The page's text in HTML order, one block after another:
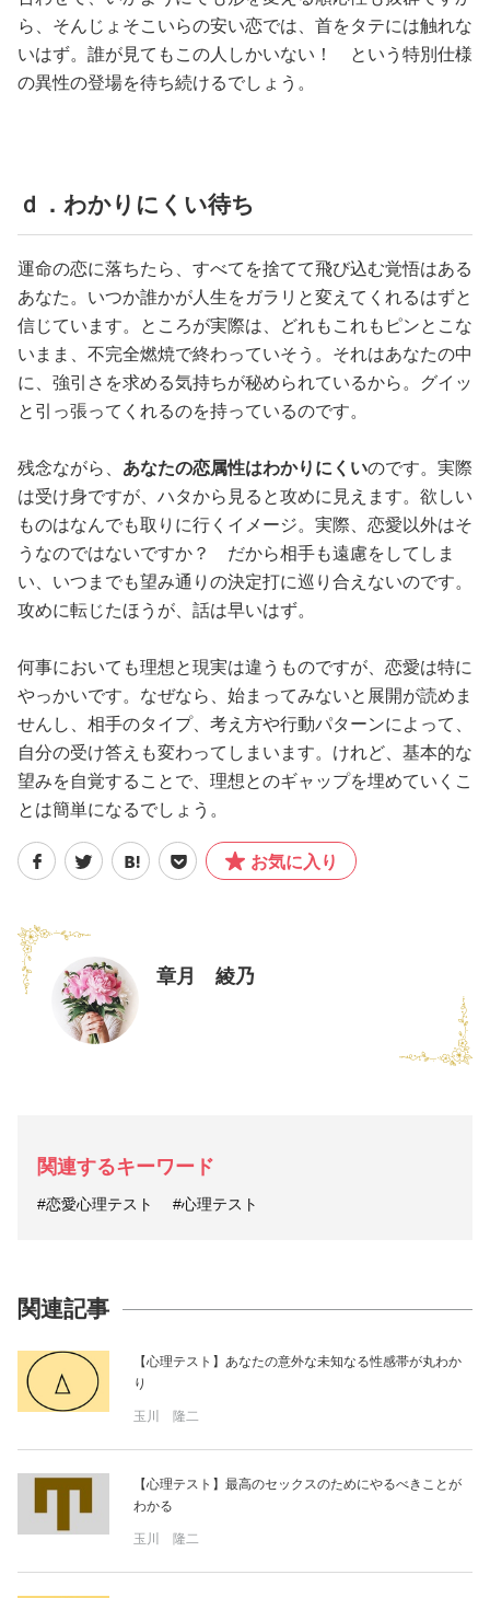
ら、そんじょそこいらの安い恋では、首をタテには触れな
いはず。誰が見てもこの人しかいない！ という特別仕様
の異性の登場を待ち続けるでしょう。
ｄ．わかりにくい待ち
運命の恋に落ちたら、すべてを捨てて飛び込む覚悟はある
あなた。いつか誰かが人生をガラリと変えてくれるはずと
信じています。ところが実際は、どれもこれもピンとこな
いまま、不完全燃焼で終わっていそう。それはあなたの中
に、強引さを求める気持ちが秘められているから。グイッ
と引っ張ってくれるのを持っているのです。
残念ながら、 あなたの恋属性はわかりにくいのです。実際
は受け身ですが、ハタから見ると攻めに見えます。欲しい
ものはなんでも取りに行くイメージ。実際、恋愛以外はそ
うなのではないですか？ だから相手も遠慮をしてしま
い、いつまでも望み通りの決定打に巡り合えないのです。
攻めに転じたほうが、話は早いはず。
何事においても理想と現実は違うものですが、恋愛は特に
やっかいです。なぜなら、始まってみないと展開が読めま
せんし、相手のタイプ、考え方や行動パターンによって、
自分の受け答えも変わってしまいます。けれど、基本的な
望みを自覚することで、理想とのギャップを埋めていくこ
とは簡単になるでしょう。
お気に入り
章月 綾乃
関連するキーワード
#恋愛心理テスト #心理テスト
関連記事
【心理テスト】あなたの意外な未知なる性感帯が丸わか
り
玉川 隆二
【心理テスト】最高のセックスのためにやるべきことが
わかる
玉川 隆二